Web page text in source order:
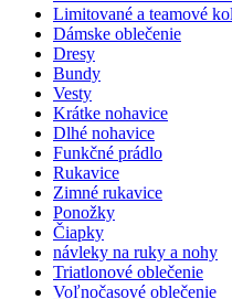
Limitované a teamové
Dámske oblečenie
Dresy
Bundy
Vesty
Krátke nohavice
Dlhé nohavice
Funkčné prádlo
Rukavice
Zimné rukavice
Ponožky
Čiapky
návleky na ruky a nohy
Triatlonové oblečenie
Voľnočasové oblečenie